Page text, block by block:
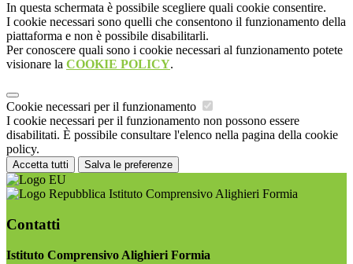
In questa schermata è possibile scegliere quali cookie consentire.
I cookie necessari sono quelli che consentono il funzionamento della
piattaforma e non è possibile disabilitarli.
Per conoscere quali sono i cookie necessari al funzionamento potete
visionare la COOKIE POLICY.
Cookie necessari per il funzionamento
I cookie necessari per il funzionamento non possono essere
disabilitati. È possibile consultare l'elenco nella pagina della cookie
policy.
Accetta tutti Salva le preferenze
Istituto Comprensivo Alighieri Formia
Contatti
Istituto Comprensivo Alighieri Formia